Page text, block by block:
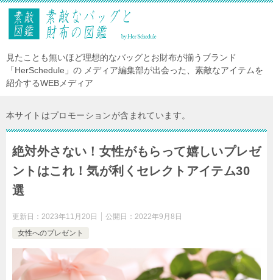
見たことも無いほど理想的なバッグとお財布が揃うブランド
「HerSchedule」の メディア編集部が出会った、素敵なアイテムを
紹介するWEBメディア
本サイトはプロモーションが含まれています。
絶対外さない！女性がもらって嬉しいプレゼ
ントはこれ！気が利くセレクトアイテム30
選
更新日： 2023年11月20日 公開日： 2022年9月8日
女性へのプレゼント